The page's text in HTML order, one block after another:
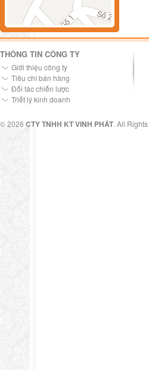
THÔNG TIN CÔNG TY
Giới thiệu công ty
Tiêu chí bán hàng
Đối tác chiến lược
Triết lý kinh doanh
© 2026 CTY TNHH KT VINH PHÁT. All